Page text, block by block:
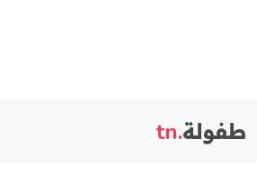
طفولة.tn